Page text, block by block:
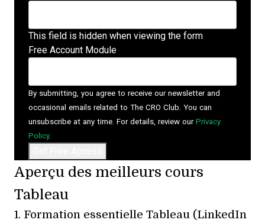
This field is hidden when viewing the form
Free Account Module
By submitting, you agree to receive our newsletter and
occasional emails related to The CRO Club. You can
unsubscribe at any time. For details, review our Privacy
Policy.
Aperçu des meilleurs cours
Tableau
1. Formation essentielle Tableau (LinkedIn